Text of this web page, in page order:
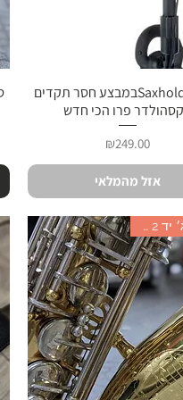
תצוגה מהירה
Saxholder Proבמבצע חסר תקדים
פרו הכי חדש
מחיר
₪249.00
אזל מהמלאי
ווינטאג׳ יד 2 מיוחד